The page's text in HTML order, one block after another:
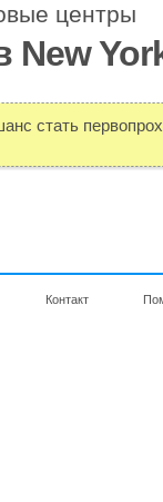
центры
New
стать
Контакт